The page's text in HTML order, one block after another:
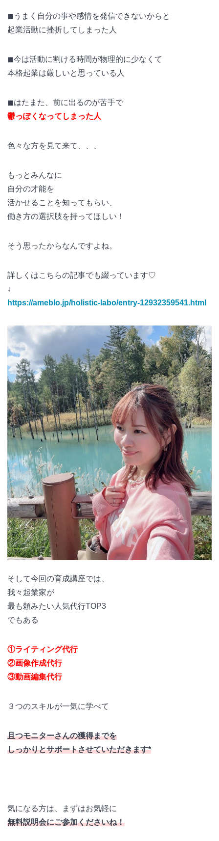
◼うまく自分の事や感情を発信できないからと
起業活動に挫折してしまった人
◼今は活動に割ける時間が物理的に少なくて
本格起業は厳しいと思っている人
◼はたまた、前に出るのが苦手で
鬱っぽくなってしまった人
色々な方を見て来て、、、
もっとみんなに
自分の才能を
活かせることを知ってもらい、
働き方の選択肢を持ってほしい！
そう思ったからなんですよね。
詳しくはこちらの記事でも綴っています♡
↓
https://ameblo.jp/holistic-labo/entry-12932359541.html
そして今回の育成講座では、
我々起業家が
最も頼みたい人気代行TOP3
でもある
①ライティング代行
②画像作成代行
③動画編集代行
３つのスキルが一気に学べて
且つモニターさんの獲得までを
しっかりとサポートさせていただきます*
気になる方は、まずはお気軽に
無料説明会にご参加くださいね！